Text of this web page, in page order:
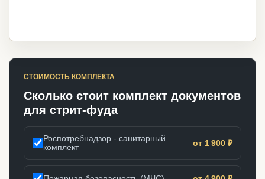
СТОИМОСТЬ КОМПЛЕКТА
Сколько стоит комплект документов
для стрит-фуда
Роспотребнадзор - санитарный
комплект
от 1 900 ₽